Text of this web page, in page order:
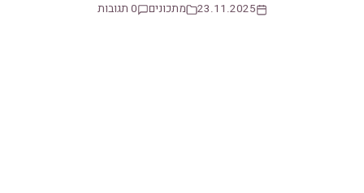
23.11.2025 מתכונים 0 תגובות